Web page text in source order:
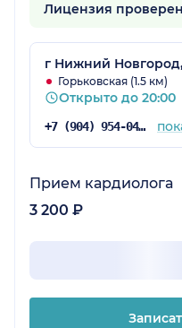
Лицензия
г Нижний
Горьковская (1.5 км)
Открыто до 20:00
+7 (904) 954-04-25
Прием кардиолога
3 200 ₽